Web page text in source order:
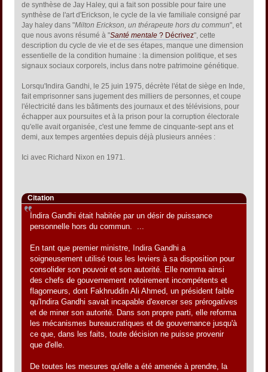
de synthèse de Jay Haley, qui a fait son possible pour faire une
synthèse de l'art d'Erickson, le cycle de la vie familiale consigné par
Jay haley dans "Milton Erickson, un thérapeute hors du commun", et
que nous avons résumé à "Santé mentale ? Décrivez", cette
description du cycle de vie et de ses étapes, manque une dimension
essentielle de la condition humaine : la dimension politique, et ses
signaux sociaux corporels, inclus dans notre patrimoine génétique.
Lorsqu'Indira Gandhi, le 25 juin 1975, décrète l'état de siège en Inde,
fait emprisonner sans jugement des milliers de personnes, et coupe
l'électricité dans les bâtiments des journaux et des télévisions, pour
échapper aux poursuites et à la prison pour la corruption électorale
qu'elle avait organisée, c'est une femme de cinquante-sept ans et
demi, aux tempes argentées depuis déjà plusieurs années :
Ici avec Richard Nixon en 1971.
Citation
Indira Gandhi était habitée par un désir de puissance
personnelle hors du commun. ...
En tant que premier ministre, Indira Gandhi a
soigneusement utilisé tous les leviers à sa disposition pour
consolider son pouvoir et son autorité. Elle nomma ainsi
des chefs de gouvernement notoirement incompétents et
flagorneurs, dont Fakhruddin Ali Ahmed, un président faible
qu'Indira Gandhi savait incapable d'exercer ses prérogatives
et de miner son autorité. Dans son propre parti, elle reforma
les mécanismes bureaucratiques et de gouvernance jusqu'à
ce que, dans les faits, toute décision ne puisse provenir
que d'elle.
De toutes les mesures qu'elle a été amenée à prendre, la